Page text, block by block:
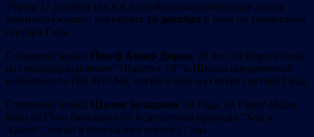
Утром 17 декабря ЦАХАЛ опубликовал имена еще двоих
военнослужащих, погибших 16 декабря в боях на территории
сектора Газы.
Старшина запаса Йосеф Авнер Доран, 26 лет, из Иерусалима,
из спецподразделения “Шайетет 13” и Школы оперативной
мобильности (БАЛНАМ), погиб в бою на севере сектора Газы.
Старшина запаса Шалев Зальцман, 24 года, из Рамат-Ишая,
боец ​​​​6623-го батальона 55-й десантной бригады “Ход а-
Ханит”, погиб в бою на юге сектора Газы.